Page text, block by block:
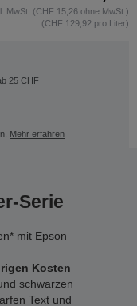
MwSt. (CHF 15,26 ohne MwSt.)
(CHF 129,92 pro Liter)
25 CHF
Mehr erfahren
Serie
mit Epson
Kosten
schwarzen
Text und